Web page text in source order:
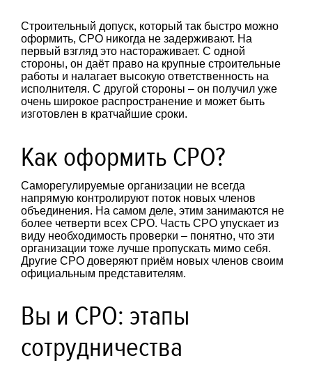
Строительный допуск, который так быстро можно
оформить, СРО никогда не задерживают. На
первый взгляд это настораживает. С одной
стороны, он даёт право на крупные строительные
работы и налагает высокую ответственность на
исполнителя. С другой стороны – он получил уже
очень широкое распространение и может быть
изготовлен в кратчайшие сроки.
Как оформить СРО?
Саморегулируемые организации не всегда
напрямую контролируют поток новых членов
объединения. На самом деле, этим занимаются не
более четверти всех СРО. Часть СРО упускает из
виду необходимость проверки – понятно, что эти
организации тоже лучше пропускать мимо себя.
Другие СРО доверяют приём новых членов своим
официальным представителям.
Вы и СРО: этапы
сотрудничества